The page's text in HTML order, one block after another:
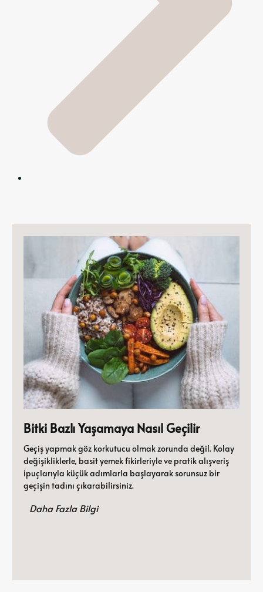
Bitki Bazlı Yaşamaya Nasıl Geçilir
Geçiş yapmak göz korkutucu olmak zorunda değil. Kolay
değişikliklerle, basit yemek fikirleriyle ve pratik alışveriş
ipuçlarıyla küçük adımlarla başlayarak sorunsuz bir
geçişin tadını çıkarabilirsiniz.
Daha Fazla Bilgi